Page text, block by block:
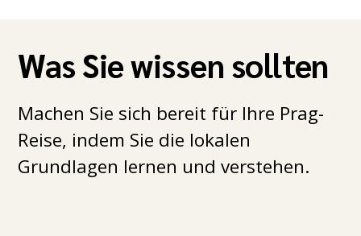
Was Sie wissen sollten
Machen Sie sich bereit für Ihre Prag-
Reise, indem Sie die lokalen
Grundlagen lernen und verstehen.